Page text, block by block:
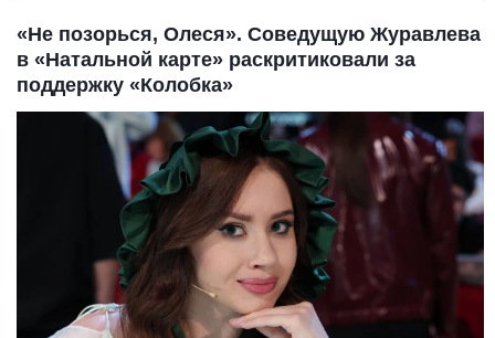
«Не позорься, Олеся». Соведущую Журавлева
в «Натальной карте» раскритиковали за
поддержку «Колобка»